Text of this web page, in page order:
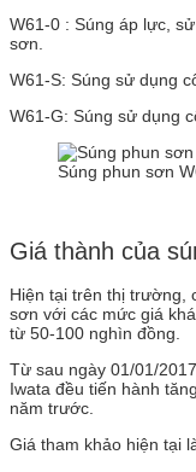
W61-0 : Súng áp lực,
sơn.
W61-S: Súng sử dụng
W61-G: Súng sử dụng
Súng phun sơn
Giá thành của
Hiện tại trên thị trường,
sơn với các mức giá
từ 50-100 nghìn đồng.
Từ sau ngày 01/01/
Iwata đều tiến hành
năm trước.
Giá tham khảo hiện tại